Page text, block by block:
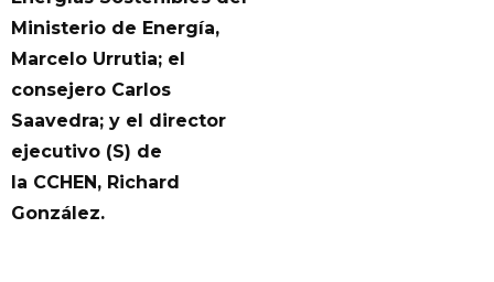
Ministerio de Energía,
Marcelo Urrutia; el
consejero Carlos
Saavedra; y el director
ejecutivo (S) de
la CCHEN, Richard
González.